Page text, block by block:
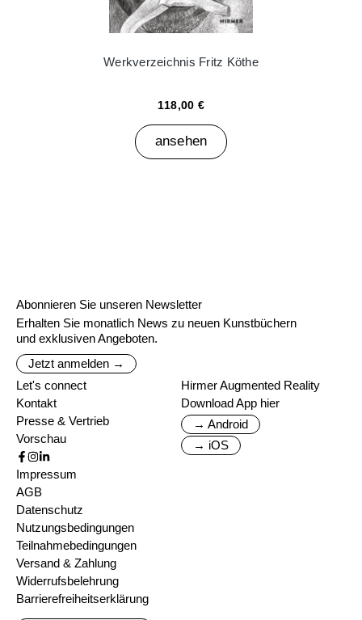
Werkverzeichnis Fritz Köthe
118,00 €
ansehen
Abonnieren Sie unseren Newsletter
Erhalten Sie monatlich News zu neuen Kunstbüchern
und exklusiven Angeboten.
Jetzt anmelden →
Let's connect
Kontakt
Presse & Vertrieb
Vorschau
Hirmer Augmented Reality
Download App hier
→ Android
→ iOS
Impressum
AGB
Datenschutz
Nutzungsbedingungen
Teilnahmebedingungen
Versand & Zahlung
Widerrufsbelehrung
Barrierefreiheitserklärung